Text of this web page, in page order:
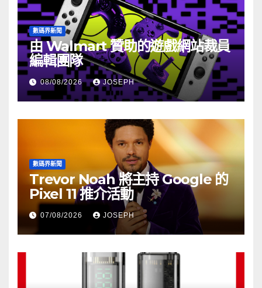
數碼界新聞
由 Walmart 贊助的遊戲網站裁員
編輯團隊
08/08/2026 JOSEPH
數碼界新聞
Trevor Noah 將主持 Google 的
Pixel 11 推介活動
07/08/2026 JOSEPH